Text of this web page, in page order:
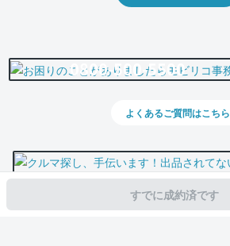
すでに成約済です
0800-500-5500
よくあるご質問はこちら